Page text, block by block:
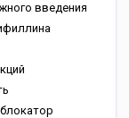
введения